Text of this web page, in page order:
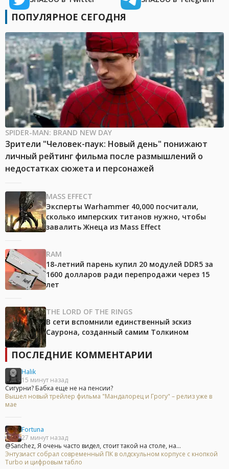
ПОПУЛЯРНОЕ СЕГОДНЯ
SPIDER-MAN: BRAND NEW DAY
Зрители "Человек-паук: Новый день" понижают
личный рейтинг фильма после размышлений о
недостатках сюжета и персонажей
MASS EFFECT
Эксперты Warhammer 40,000 посчитали,
сколько имперских титанов нужно, чтобы
завалить Жнеца из Mass Effect
RAM
18-летний парень купил 20 модулей DDR5 за
1600 долларов ради перепродажи через 15
лет
THE LORD OF THE RINGS
В сети вспомнили единственный эскиз
Саурона, созданный самим Толкином
ПОСЛЕДНИЕ КОММЕНТАРИИ
Halik
15 минут назад
Сигурни? Бабка еще не на пенсии?
Вышел новый трейлер фильма "Мандалорец и Грогу" – релиз уже в
мае
Fortuna
27 минут назад
@Sanchez, Я очень часто видел, стоит такой на столе, на...
Энтузиаст собрал современный ПК в олдскульном корпусе с кнопкой
Turbo и цифровым табло